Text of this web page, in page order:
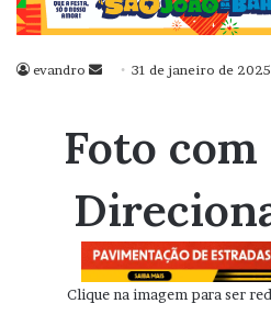
evandro
Mande
mail
31 de janeiro de 2025
Foto
Clique na imagem para ser